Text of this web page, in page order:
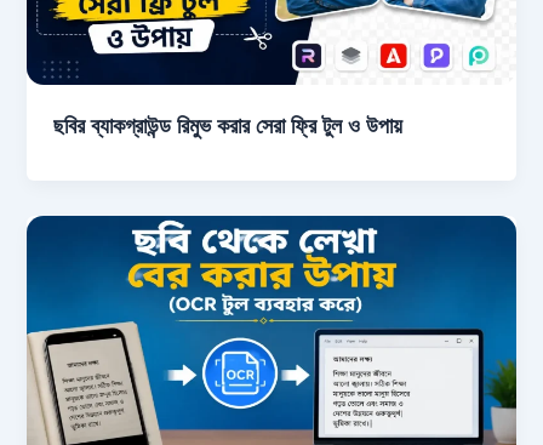
ছবির ব্যাকগ্রাউন্ড রিমুভ করার সেরা ফ্রি টুল ও উপায়